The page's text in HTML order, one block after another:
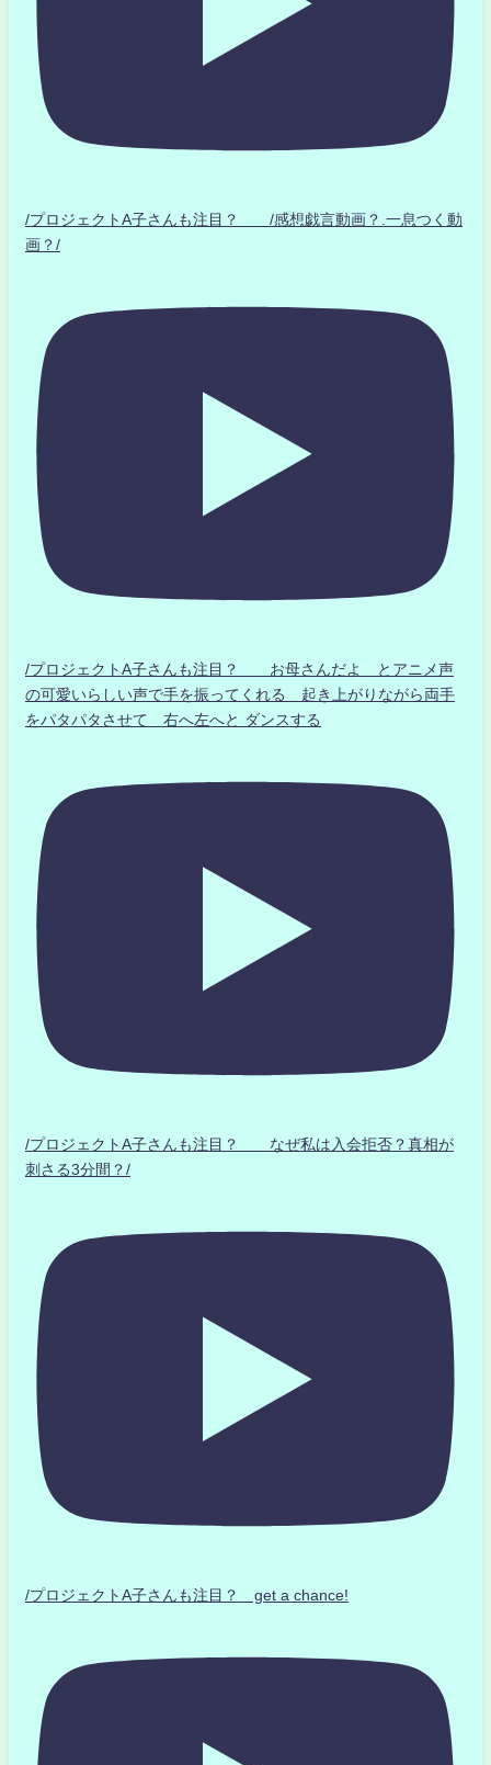
/プロジェクトA子さんも注目？ /感想戯言動画？.一息つく動
画？/
/プロジェクトA子さんも注目？ お母さんだよ とアニメ声
の可愛いらしい声で手を振ってくれる 起き上がりながら両手
をパタパタさせて 右へ左へと ダンスする
/プロジェクトA子さんも注目？ なぜ私は入会拒否？真相が
刺さる3分間？/
/プロジェクトA子さんも注目？ get a chance!